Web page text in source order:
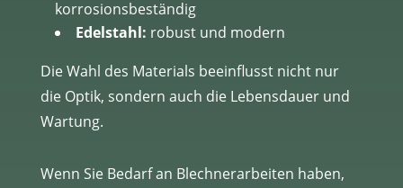
korrosionsbeständig
Edelstahl: robust und modern
Die Wahl des Materials beeinflusst nicht nur
die Optik, sondern auch die Lebensdauer und
Wartung.
Wenn Sie Bedarf an Blechnerarbeiten haben,